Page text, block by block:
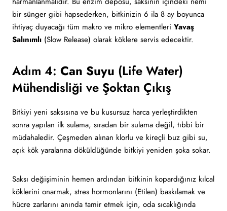
bir sünger gibi hapsederken, bitkinizin 6 ila 8 ay boyunca
ihtiyaç duyacağı tüm makro ve mikro elementleri Yavaş
Salınımlı (Slow Release) olarak köklere servis edecektir.
Adım 4: Can Suyu (Life Water)
Mühendisliği ve Şoktan Çıkış
Bitkiyi yeni saksısına ve bu kusursuz harca yerleştirdikten
sonra yapılan ilk sulama, sıradan bir sulama değil, tıbbi bir
müdahaledir. Çeşmeden alınan klorlu ve kireçli buz gibi su,
açık kök yaralarına döküldüğünde bitkiyi yeniden şoka sokar.
Saksı değişiminin hemen ardından bitkinin kopardığınız kılcal
köklerini onarmak, stres hormonlarını (Etilen) baskılamak ve
hücre zarlarını anında tamir etmek için, oda sıcaklığında